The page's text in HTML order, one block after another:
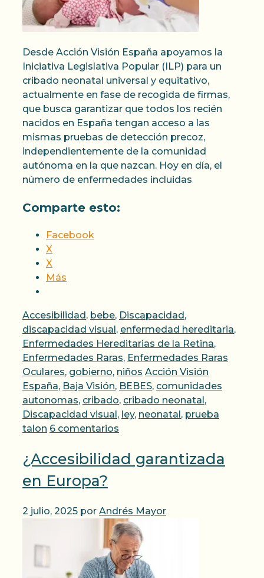
Desde Acción Visión España apoyamos la
Iniciativa Legislativa Popular (ILP) para un
cribado neonatal universal y equitativo,
actualmente en fase de recogida de firmas,
que busca garantizar que todos los recién
nacidos en España tengan acceso a las
mismas pruebas de detección precoz,
independientemente de la comunidad
autónoma en la que nazcan. Hoy en día, el
número de enfermedades incluidas
Comparte esto:
Facebook
X
X
Más
Categorías
Accesibilidad , bebe, Discapacidad ,
discapacidad visual , enfermedad hereditaria,
Enfermedades Hereditarias de la Retina,
Enfermedades Raras, Enfermedades Raras
Oculares, gobierno, niños Etiquetas
Acción Visión
España, Baja Visión, BEBES, comunidades
autonomas, cribado, cribado neonatal ,
Discapacidad visual , ley, neonatal , prueba
talon 6 comentarios
¿Accesibilidad garantizada
en Europa?
2 julio, 2025 por Andrés Mayor